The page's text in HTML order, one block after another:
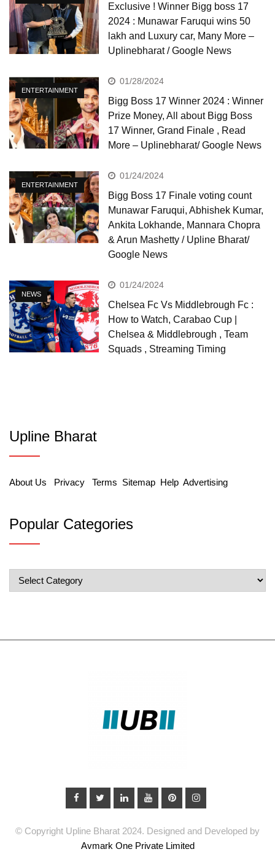
Exclusive ! Winner Bigg boss 17
2024 : Munawar Faruqui wins 50
lakh and Luxury car, Many More –
Uplinebharat / Google News
ENTERTAINMENT
01/28/2024
Bigg Boss 17 Winner 2024 : Winner
Prize Money, All about Bigg Boss
17 Winner, Grand Finale , Read
More – Uplinebharat/ Google News
ENTERTAINMENT
01/24/2024
Bigg Boss 17 Finale voting count
Munawar Faruqui, Abhishek Kumar,
Ankita Lokhande, Mannara Chopra
& Arun Mashetty / Upline Bharat/
Google News
NEWS
01/24/2024
Chelsea Fc Vs Middlebrough Fc :
How to Watch, Carabao Cup |
Chelsea & Middlebrough , Team
Squads , Streaming Timing
Upline Bharat
About Us Privacy Terms Sitemap Help Advertising
Popular Categories
Popular
© Copyright Upline Bharat 2024. Designed and Developed by
Avmark One Private Limited